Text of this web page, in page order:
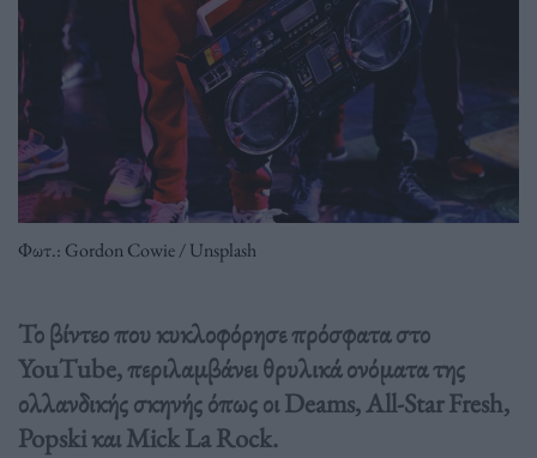
Φωτ.: Gordon Cowie / Unsplash
Το βίντεο που κυκλοφόρησε πρόσφατα στο
YouTube, περιλαμβάνει θρυλικά ονόματα της
ολλανδικής σκηνής όπως οι Deams, All-Star Fresh,
Popski και Mick La Rock.